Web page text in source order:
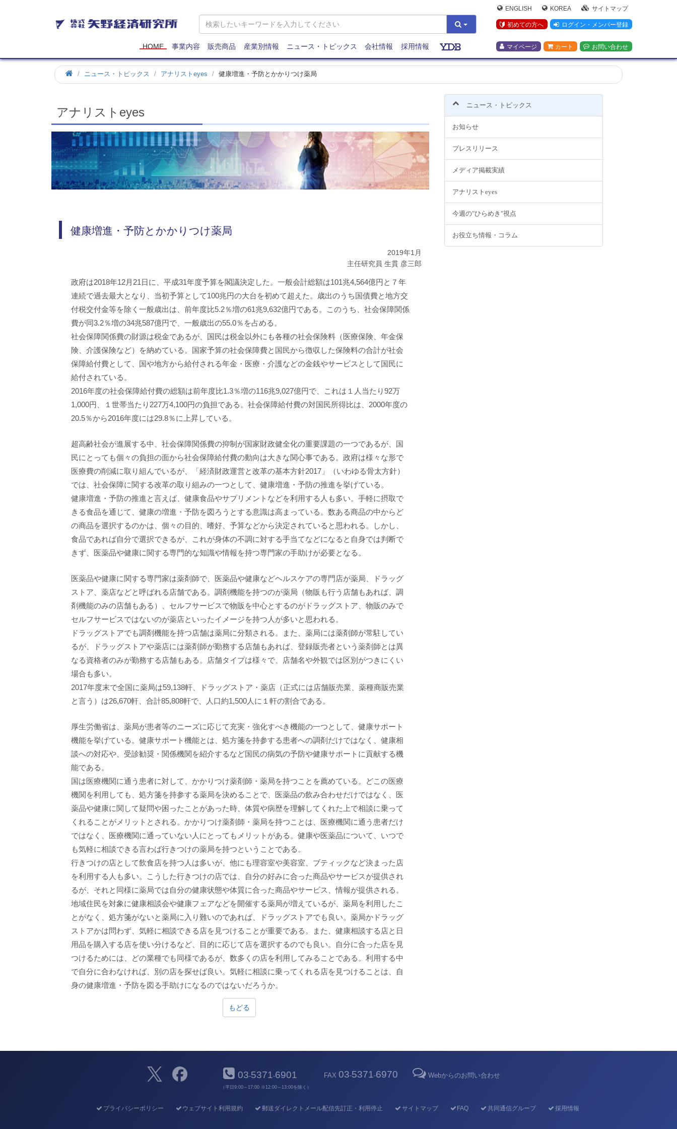
矢
野
研
究
所
ENGLISH KOREA サイトマップ
初めての方へ ログイン・メンバー登録
マイページ カート お問い合わせ
HOME 事業内容 販売商品 産業別情報 ニュース・トピックス 会社情報 採用情報
ホ
ー
ニュース・トピックス アナリストeyes 健康増進・予防とかかりつけ薬局
アナリストeyes
健康増進・予防とかかりつけ薬局
2019年1月
主任研究員 生貫 彦三郎
政府は2018年12月21日に、平成31年度予算を閣議決定した。一般会計総額は101兆4,564億円と７年
連続で過去最大となり、当初予算として100兆円の大台を初めて超えた。歳出のうち国債費と地方交
付税交付金等を除く一般歳出は、前年度比5.2％増の61兆9,632億円である。このうち、社会保障関係
費が同3.2％増の34兆587億円で、一般歳出の55.0％を占める。
社会保障関係費の財源は税金であるが、国民は税金以外にも各種の社会保険料（医療保険、年金保
険、介護保険など）を納めている。国家予算の社会保障費と国民から徴収した保険料の合計が社会
保障給付費として、国や地方から給付される年金・医療・介護などの金銭やサービスとして国民に
給付されている。
2016年度の社会保障給付費の総額は前年度比1.3％増の116兆9,027億円で、これは１人当たり92万
1,000円、１世帯当たり227万4,100円の負担である。社会保障給付費の対国民所得比は、2000年度の
20.5％から2016年度には29.8％に上昇している。
超高齢社会が進展する中、社会保障関係費の抑制が国家財政健全化の重要課題の一つであるが、国
民にとっても個々の負担の面から社会保障給付費の動向は大きな関心事である。政府は様々な形で
医療費の削減に取り組んでいるが、「経済財政運営と改革の基本方針2017」（いわゆる骨太方針）
では、社会保障に関する改革の取り組みの一つとして、健康増進・予防の推進を挙げている。
健康増進・予防の推進と言えば、健康食品やサプリメントなどを利用する人も多い。手軽に摂取で
きる食品を通じて、健康の増進・予防を図ろうとする意識は高まっている。数ある商品の中からど
の商品を選択するのかは、個々の目的、嗜好、予算などから決定されていると思われる。しかし、
食品であれば自分で選択できるが、これが身体の不調に対する手当てなどになると自身では判断で
きず、医薬品や健康に関する専門的な知識や情報を持つ専門家の手助けが必要となる。
医薬品や健康に関する専門家は薬剤師で、医薬品や健康などヘルスケアの専門店が薬局、ドラッグ
ストア、薬店などと呼ばれる店舗である。調剤機能を持つのが薬局（物販も行う店舗もあれば、調
剤機能のみの店舗もある）、セルフサービスで物販を中心とするのがドラッグストア、物販のみで
セルフサービスではないのが薬店といったイメージを持つ人が多いと思われる。
ドラッグストアでも調剤機能を持つ店舗は薬局に分類される。また、薬局には薬剤師が常駐してい
るが、ドラッグストアや薬店には薬剤師が勤務する店舗もあれば、登録販売者という薬剤師とは異
なる資格者のみが勤務する店舗もある。店舗タイプは様々で、店舗名や外観では区別がつきにくい
場合も多い。
2017年度末で全国に薬局は59,138軒、ドラッグストア・薬店（正式には店舗販売業、薬種商販売業
と言う）は26,670軒、合計85,808軒で、人口約1,500人に１軒の割合である。
厚生労働省は、薬局が患者等のニーズに応じて充実・強化すべき機能の一つとして、健康サポート
機能を挙げている。健康サポート機能とは、処方箋を持参する患者への調剤だけではなく、健康相
談への対応や、受診勧奨・関係機関を紹介するなど国民の病気の予防や健康サポートに貢献する機
能である。
国は医療機関に通う患者に対して、かかりつけ薬剤師・薬局を持つことを薦めている。どこの医療
機関を利用しても、処方箋を持参する薬局を決めることで、医薬品の飲み合わせだけではなく、医
薬品や健康に関して疑問や困ったことがあった時、体質や病歴を理解してくれた上で相談に乗って
くれることがメリットとされる。かかりつけ薬剤師・薬局を持つことは、医療機関に通う患者だけ
ではなく、医療機関に通っていない人にとってもメリットがある。健康や医薬品について、いつで
も気軽に相談できる言わば行きつけの薬局を持つということである。
行きつけの店として飲食店を持つ人は多いが、他にも理容室や美容室、ブティックなど決まった店
を利用する人も多い。こうした行きつけの店では、自分の好みに合った商品やサービスが提供され
るが、それと同様に薬局では自分の健康状態や体質に合った商品やサービス、情報が提供される。
地域住民を対象に健康相談会や健康フェアなどを開催する薬局が増えているが、薬局を利用したこ
とがなく、処方箋がないと薬局に入り難いのであれば、ドラッグストアでも良い。薬局かドラッグ
ストアかは問わず、気軽に相談できる店を見つけることが重要である。また、健康相談する店と日
用品を購入する店を使い分けるなど、目的に応じて店を選択するのでも良い。自分に合った店を見
つけるためには、どの業種でも同様であるが、数多くの店を利用してみることである。利用する中
で自分に合わなければ、別の店を探せば良い。気軽に相談に乗ってくれる店を見つけることは、自
身の健康増進・予防を図る手助けになるのではないだろうか。
もどる
ニュース・トピックス
お知らせ
プレスリリース
メディア掲載実績
アナリストeyes
今週の"ひらめき"視点
お役立ち情報・コラム
03-5371-6901
（平日9:00～17:00 ※12:00～13:00を除く）
FAX 03-5371-6970 Webからのお問い合わせ
プライバシーポリシー ウェブサイト利用規約 郵送ダイレクトメール配信先訂正・利用停止 サイトマップ FAQ 共同通信グループ 採用情報